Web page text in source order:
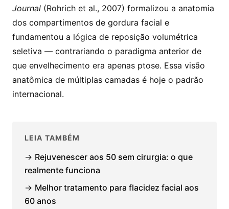
Journal (Rohrich et al., 2007) formalizou a anatomia
dos compartimentos de gordura facial e
fundamentou a lógica de reposição volumétrica
seletiva — contrariando o paradigma anterior de
que envelhecimento era apenas ptose. Essa visão
anatômica de múltiplas camadas é hoje o padrão
internacional.
LEIA TAMBÉM
→ Rejuvenescer aos 50 sem cirurgia: o que
realmente funciona
→ Melhor tratamento para flacidez facial aos
60 anos